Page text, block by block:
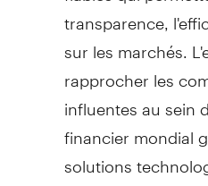
transparence,
sur les marchés.
rapprocher les
influentes au sein
financier mondial
solutions